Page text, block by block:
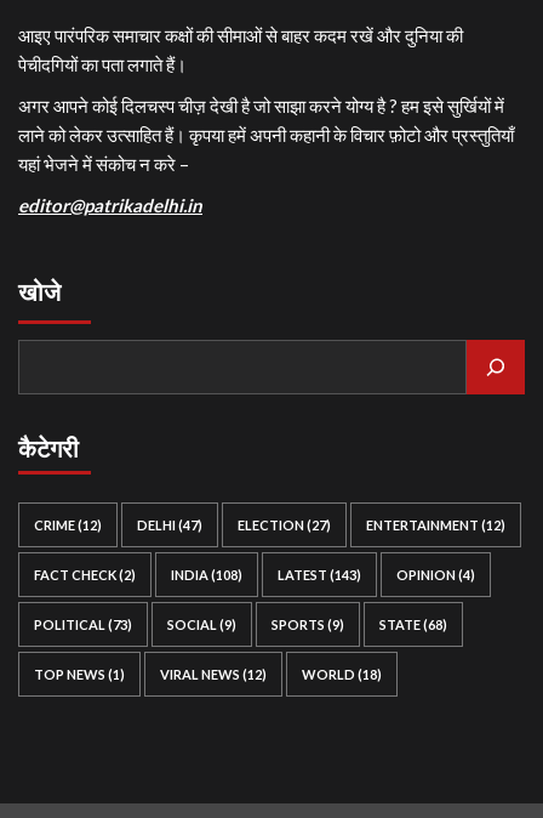
आइए पारंपरिक समाचार कक्षों की सीमाओं से बाहर कदम रखें और दुनिया की
पेचीदगियों का पता लगाते हैं।
अगर आपने कोई दिलचस्प चीज़ देखी है जो साझा करने योग्य है ? हम इसे सुर्खियों में
लाने को लेकर उत्साहित हैं। कृपया हमें अपनी कहानी के विचार फ़ोटो और प्रस्तुतियाँ
यहां भेजने में संकोच न करे –
editor@patrikadelhi.in
खोजे
कैटेगरी
CRIME(12) DELHI(47) ELECTION(27) ENTERTAINMENT (12)
FACT CHECK(2) INDIA(108) LATEST (143) OPINION(4)
POLITICAL (73) SOCIAL (9) SPORTS (9) STATE(68)
TOP NEWS (1) VIRAL NEWS (12) WORLD (18)